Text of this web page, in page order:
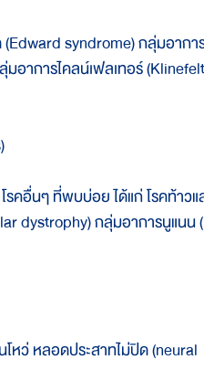
syndrome) กลุ่มอากา
อาการไคลน์เฟลเทอร์
คอื่นๆ ที่พบบ่อย ได้แก่ โรคท้าว
dystrophy) กลุ่มอาการนูแนน
ว่ หลอดประสาทไม่ปิด